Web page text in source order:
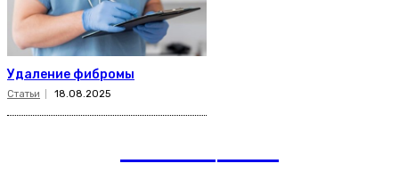
Удаление фибромы
Статьи 18.08.2025